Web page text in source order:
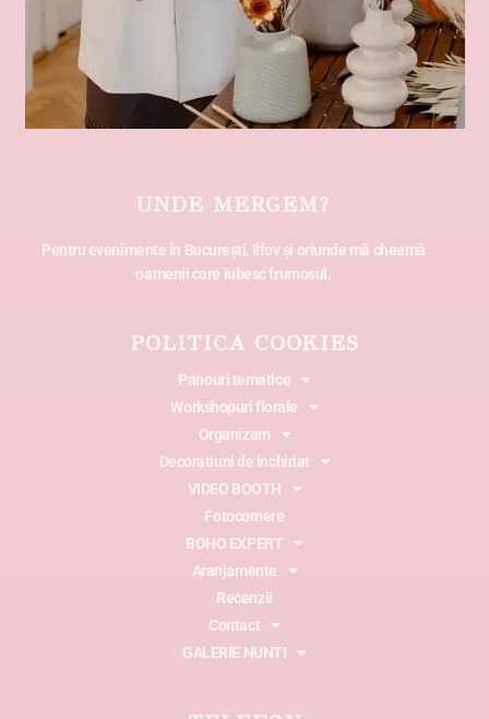
UNDE MERGEM?
Pentru evenimente în București, Ilfov și oriunde mă cheamă
oamenii care iubesc frumosul.
POLITICA COOKIES
Panouri tematice
Workshopuri florale
Organizam
Decoratiuni de inchiriat
VIDEO BOOTH
Fotocornere
BOHO EXPERT
Aranjamente
Recenzii
Contact
GALERIE NUNTI